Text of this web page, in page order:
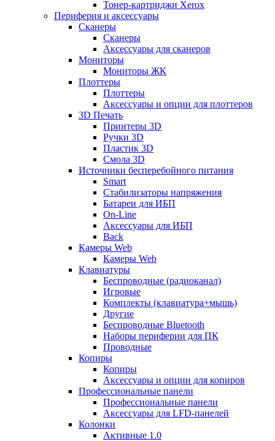
Тонер-картриджи Xerox
Периферия и аксессуары
Сканеры
Сканеры
Аксессуары для сканеров
Мониторы
Мониторы ЖК
Плоттеры
Плоттеры
Аксессуары и опции для плоттеров
3D Печать
Принтеры 3D
Ручки 3D
Пластик 3D
Смола 3D
Источники бесперебойного питания
Smart
Стабилизаторы напряжения
Батареи для ИБП
On-Line
Аксессуары для ИБП
Back
Камеры Web
Камеры Web
Клавиатуры
Беспроводные (радиоканал)
Игровые
Комплекты (клавиатура+мышь)
Другие
Беспроводные Bluetooth
Наборы периферии для ПК
Проводные
Копиры
Копиры
Аксессуары и опции для копиров
Профессиональные панели
Профессиональные панели
Аксессуары для LFD-панелей
Колонки
Активные 1.0